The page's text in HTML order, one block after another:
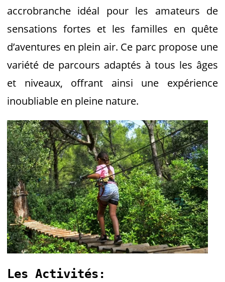
accrobranche idéal pour les amateurs de
sensations fortes et les familles en quête
d’aventures en plein air. Ce parc propose une
variété de parcours adaptés à tous les âges
et niveaux, offrant ainsi une expérience
inoubliable en pleine nature.
Les Activités: